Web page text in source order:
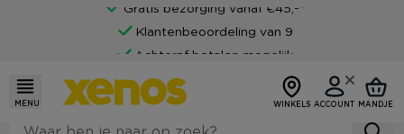
Gratis bezorging vanaf €45,-*
Klantenbeoordeling van 9
Achteraf betalen mogelijk
MENU WINKELS ACCOUNT MANDJE